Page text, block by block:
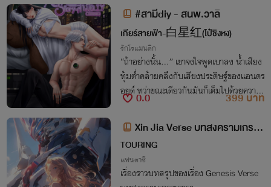
#สามีdiy - สนพ.วาลิ
เกียร์สายฟ้า-白星红(ไป๋ชิงหง)
รักโรแมนติก
“ถ้าอย่างนั้น...” เขาจงใจพูดเบาลง น้ำเสียง
ทุ้มต่ำคล้ายคลึงกับเสียงประดิษฐ์ของแอนดร
อยด์ ทว่าขณะเดียวกันมันก็เต็มไปด้วยความเ
ซ็กซี่และเสน่ห์ของผู้ชาย “ให้ฉันใช้ร่างกายต
อบแทนเธอดีหรือเปล่า?”
0.0
399 บาท
Xin Jia Verse บทสงครามเกราะ
ดารา {End}
TOURING
แฟนตาซี
เรื่องราวบทสรุปของเรื่อง Genesis Verse